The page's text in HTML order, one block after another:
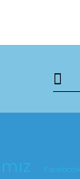
Facebook